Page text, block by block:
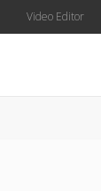
Video Editor